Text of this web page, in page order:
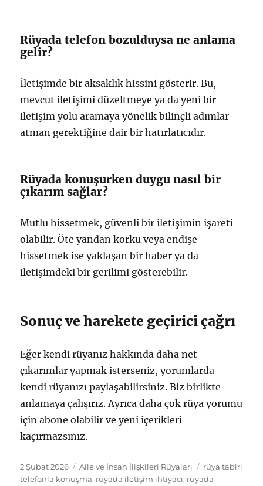
Rüyada telefon bozulduysa ne anlama
gelir?
İletişimde bir aksaklık hissini gösterir. Bu,
mevcut iletişimi düzeltmeye ya da yeni bir
iletişim yolu aramaya yönelik bilinçli adımlar
atman gerektiğine dair bir hatırlatıcıdır.
Rüyada konuşurken duygu nasıl bir
çıkarım sağlar?
Mutlu hissetmek, güvenli bir iletişimin işareti
olabilir. Öte yandan korku veya endişe
hissetmek ise yaklaşan bir haber ya da
iletişimdeki bir gerilimi gösterebilir.
Sonuç ve harekete geçirici çağrı
Eğer kendi rüyanız hakkında daha net
çıkarımlar yapmak isterseniz, yorumlarda
kendi rüyanızı paylaşabilirsiniz. Biz birlikte
anlamaya çalışırız. Ayrıca daha çok rüya yorumu
için abone olabilir ve yeni içerikleri
kaçırmazsınız.
Yayın
tarihi
2 Şubat 2026 Kategoriler
Aile ve İnsan İlişkileri Rüyaları Etiketler
rüya tabiri
telefonla konuşma, rüyada iletişim ihtiyacı, rüyada